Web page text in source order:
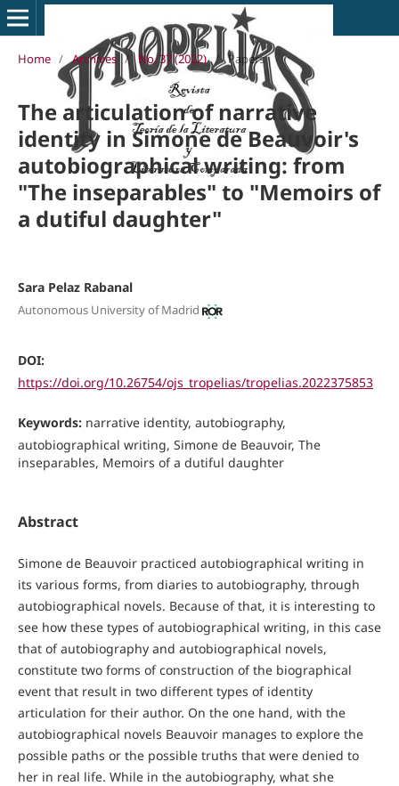
Home / Archives / No. 37 (2022) / Papers
The articulation of narrative
identity in Simone de Beauvoir's
autobiographical writing: from
"The inseparables" to "Memoirs of
a dutiful daughter"
Sara Pelaz Rabanal
Autonomous University of Madrid
DOI:
https://doi.org/10.26754/ojs_tropelias/tropelias.2022375853
Keywords: narrative identity, autobiography,
autobiographical writing, Simone de Beauvoir, The
inseparables, Memoirs of a dutiful daughter
Abstract
Simone de Beauvoir practiced autobiographical writing in
its various forms, from diaries to autobiography, through
autobiographical novels. Because of that, it is interesting to
see how these types of autobiographical writing, in this case
that of autobiography and autobiographical novels,
constitute two forms of construction of the biographical
event that result in two different types of identity
articulation for their author. On the one hand, with the
autobiographical novels Beauvoir manages to explore the
possible paths or the possible truths that were denied to
her in real life. While in the autobiography, what she